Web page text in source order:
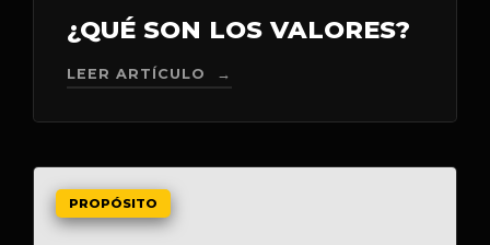
¿QUÉ SON LOS VALORES?
LEER ARTÍCULO →
PROPÓSITO